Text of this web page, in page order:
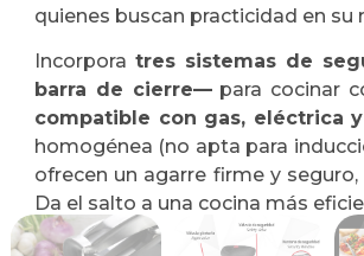
quienes buscan practicidad en su
Incorpora tres sistemas de
barra de cierre—para cocinar
compatible con gas, eléctrica
homogénea (no apta para
ofrecen un agarre firme y
Da el salto a una cocina más